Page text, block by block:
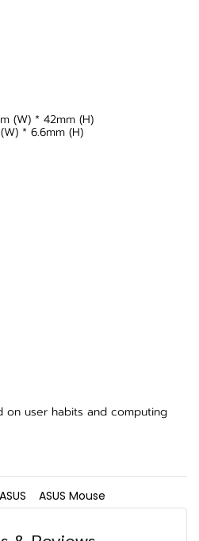
(W) * 42mm (H)
* 6.6mm (H)
on user habits and computing
ASUS Mouse